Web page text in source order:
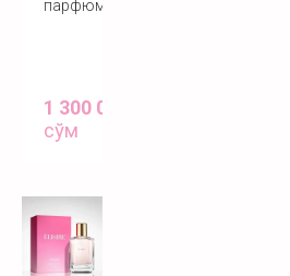
парфюм
1 300 000
сўм